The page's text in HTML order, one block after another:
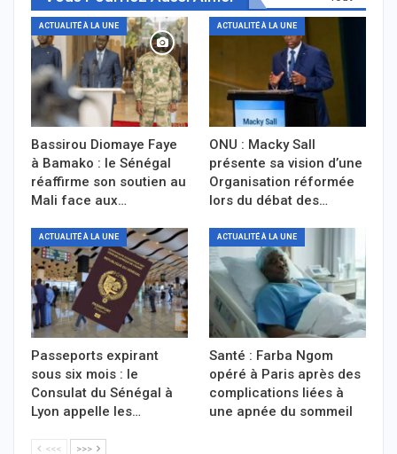
ACTUALITÉ À LA UNE
Bassirou Diomaye Faye
à Bamako : le Sénégal
réaffirme son soutien au
Mali face aux…
ACTUALITÉ À LA UNE
ONU : Macky Sall
présente sa vision d’une
Organisation réformée
lors du débat des…
ACTUALITÉ À LA UNE
Passeports expirant
sous six mois : le
Consulat du Sénégal à
Lyon appelle les…
ACTUALITÉ À LA UNE
Santé : Farba Ngom
opéré à Paris après des
complications liées à
une apnée du sommeil
<<< >>>